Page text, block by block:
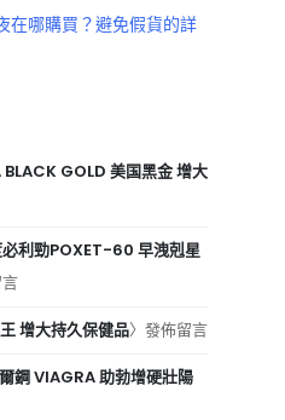
在哪購買？避免假貨的詳
BLACK GOLD 美国黑金 增大
利勁POXET-60 早洩剋星
增大持久保健品〉發佈留言
鋼 VIAGRA 助勃增硬壯陽